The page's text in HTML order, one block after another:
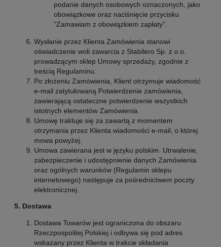
podanie danych osobowych oznaczonych, jako
obowiązkowe oraz naciśnięcie przycisku
"Zamawiam z obowiązkiem zapłaty”.
Wysłanie przez Klienta Zamówienia stanowi
oświadczenie woli zawarcia z Stabilero Sp. z o.o.
prowadzącym sklep Umowy sprzedaży, zgodnie z
treścią Regulaminu.
Po złożeniu Zamówienia, Klient otrzymuje wiadomość
e-mail zatytułowaną Potwierdzenie zamówienia,
zawierającą ostateczne potwierdzenie wszystkich
istotnych elementów Zamówienia.
Umowę traktuje się za zawartą z momentem
otrzymania przez Klienta wiadomości e-mail, o której
mowa powyżej.
Umowa zawierana jest w języku polskim. Utrwalenie,
zabezpieczenie i udostępnienie danych Zamówienia
oraz ogólnych warunków (Regulamin sklepu
internetowego) następuje za pośrednictwem poczty
elektronicznej.
5. Dostawa
Dostawa Towarów jest ograniczona do obszaru
Rzeczpospolitej Polskiej i odbywa się pod adres
wskazany przez Klienta w trakcie składania